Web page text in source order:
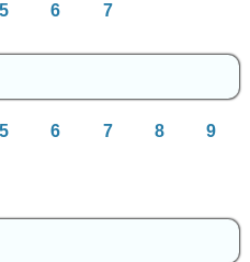
5 6 7
5 6 7 8 9